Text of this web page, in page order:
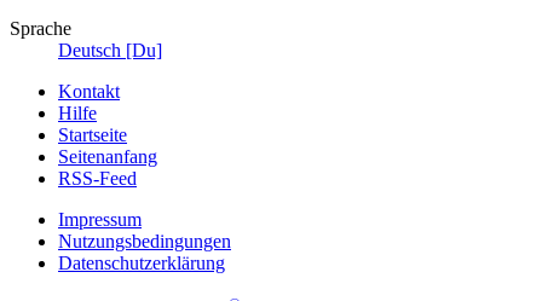
Sprache
Deutsch [Du]
Kontakt
Hilfe
Startseite
Seitenanfang
RSS-Feed
Impressum
Nutzungsbedingungen
Datenschutzerklärung